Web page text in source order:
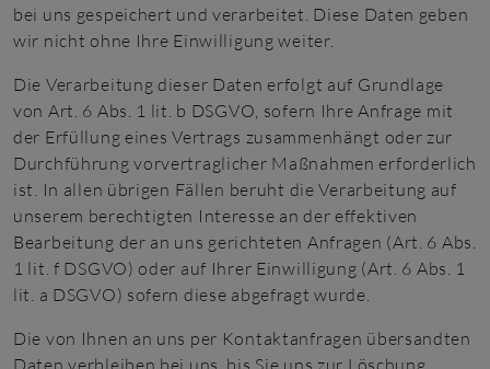
bei uns gespeichert und verarbeitet. Diese Daten geben
wir nicht ohne Ihre Einwilligung weiter.
Die Verarbeitung dieser Daten erfolgt auf Grundlage
von Art. 6 Abs. 1 lit. b DSGVO, sofern Ihre Anfrage mit
der Erfüllung eines Vertrags zusammenhängt oder zur
Durchführung vorvertraglicher Maßnahmen erforderlich
ist. In allen übrigen Fällen beruht die Verarbeitung auf
unserem berechtigten Interesse an der effektiven
Bearbeitung der an uns gerichteten Anfragen (Art. 6 Abs.
1 lit. f DSGVO) oder auf Ihrer Einwilligung (Art. 6 Abs. 1
lit. a DSGVO) sofern diese abgefragt wurde.
Die von Ihnen an uns per Kontaktanfragen übersandten
Daten verbleiben bei uns, bis Sie uns zur Löschung